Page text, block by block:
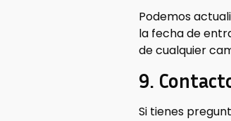
Podemos
la fecha de
de cualquier
9.
Si tienes